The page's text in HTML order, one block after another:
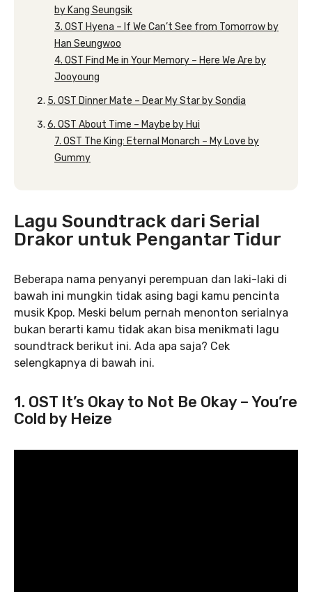
by Kang Seungsik
3. OST Hyena – If We Can’t See from Tomorrow by
Han Seungwoo
4. OST Find Me in Your Memory – Here We Are by
Jooyoung
5. OST Dinner Mate – Dear My Star by Sondia
6. OST About Time – Maybe by Hui
7. OST The King: Eternal Monarch – My Love by
Gummy
Lagu Soundtrack dari Serial
Drakor untuk Pengantar Tidur
Beberapa nama penyanyi perempuan dan laki-laki di
bawah ini mungkin tidak asing bagi kamu pencinta
musik Kpop. Meski belum pernah menonton serialnya
bukan berarti kamu tidak akan bisa menikmati lagu
soundtrack berikut ini. Ada apa saja? Cek
selengkapnya di bawah ini.
1. OST It’s Okay to Not Be Okay – You’re
Cold by Heize